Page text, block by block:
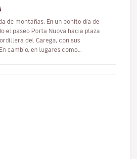
de montañas. En un bonito día de
el paseo Porta Nuova hacia plaza
del Carega, con sus
cambio, en lugares como